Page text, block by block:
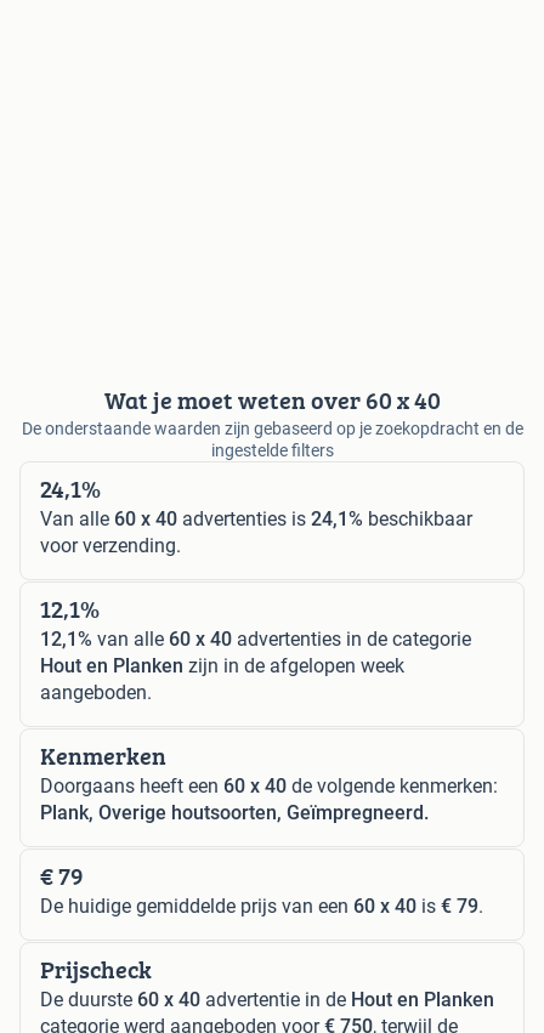
Wat je moet weten over 60 x 40
De onderstaande waarden zijn gebaseerd op je zoekopdracht en de
ingestelde filters
24,1%
Van alle 60 x 40 advertenties is 24,1% beschikbaar
voor verzending.
12,1%
12,1% van alle 60 x 40 advertenties in de categorie
Hout en Planken zijn in de afgelopen week
aangeboden.
Kenmerken
Doorgaans heeft een 60 x 40 de volgende kenmerken:
Plank, Overige houtsoorten, Geïmpregneerd.
€ 79
De huidige gemiddelde prijs van een 60 x 40 is € 79.
Prijscheck
De duurste 60 x 40 advertentie in de Hout en Planken
categorie werd aangeboden voor€ 750, terwijl de